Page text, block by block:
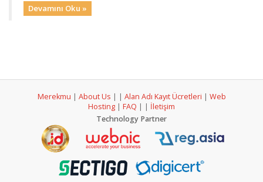
Devamını Oku »
Merekmu | About Us | | Alan Adı Kayıt Ücretleri | Web
Hosting | FAQ | | İletişim
Technology Partner